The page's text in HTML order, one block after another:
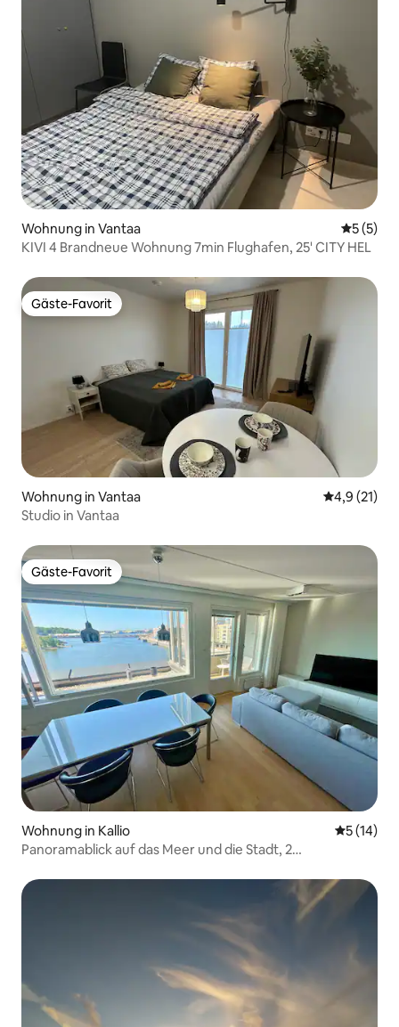
Wohnung in Vantaa
5 (5)
KIVI 4 Brandneue Wohnung 7min Flughafen, 25' CITY HEL
Gäste-Favorit
Gäste-Favorit
Wohnung in Vantaa
4,9 (21)
Studio in Vantaa
Gäste-Favorit
Gäste-Favorit
Wohnung in Kallio
5 (14)
Panoramablick auf das Meer und die Stadt, 2